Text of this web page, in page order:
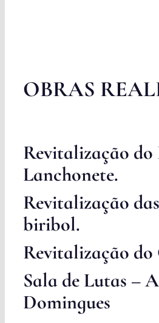
OBRAS
Revitalização
Lanchonete.
Revitalização
biribol.
Revitalização do
Sala de Lutas –
Domingues